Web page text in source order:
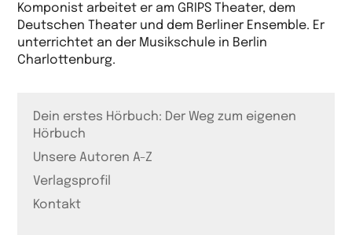
Komponist arbeitet er am GRIPS Theater, dem
Deutschen Theater und dem Berliner Ensemble. Er
unterrichtet an der Musikschule in Berlin
Charlottenburg.
Dein erstes Hörbuch: Der Weg zum eigenen
Hörbuch
Unsere Autoren A-Z
Verlagsprofil
Kontakt